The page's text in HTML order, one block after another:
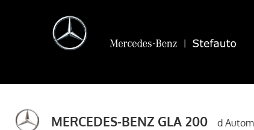
MERCEDES-BENZ GLA 200
d